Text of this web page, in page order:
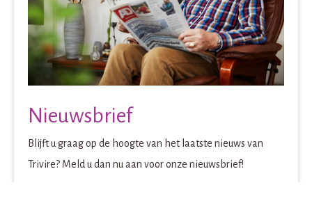
Nieuwsbrief
Blijft u graag op de hoogte van het laatste nieuws van
Trivire? Meld u dan nu aan voor onze nieuwsbrief!